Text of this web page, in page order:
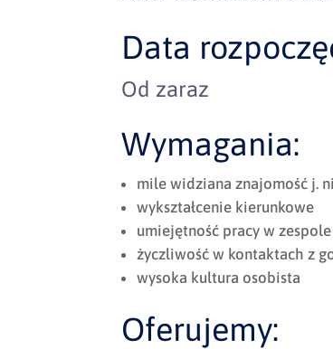
Data
Od zaraz
Wymagania:
mile widziana znajomość j.
wykształcenie kierunkowe
umiejętność pracy w zespole
życzliwość w kontaktach z
wysoka kultura osobista
Oferujemy: